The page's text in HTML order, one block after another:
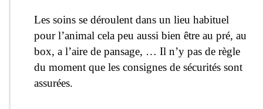
Les soins se déroulent dans un lieu habituel
pour l’animal cela peu aussi bien être au pré, au
box, a l’aire de pansage, … Il n’y pas de règle
du moment que les consignes de sécurités sont
assurées.